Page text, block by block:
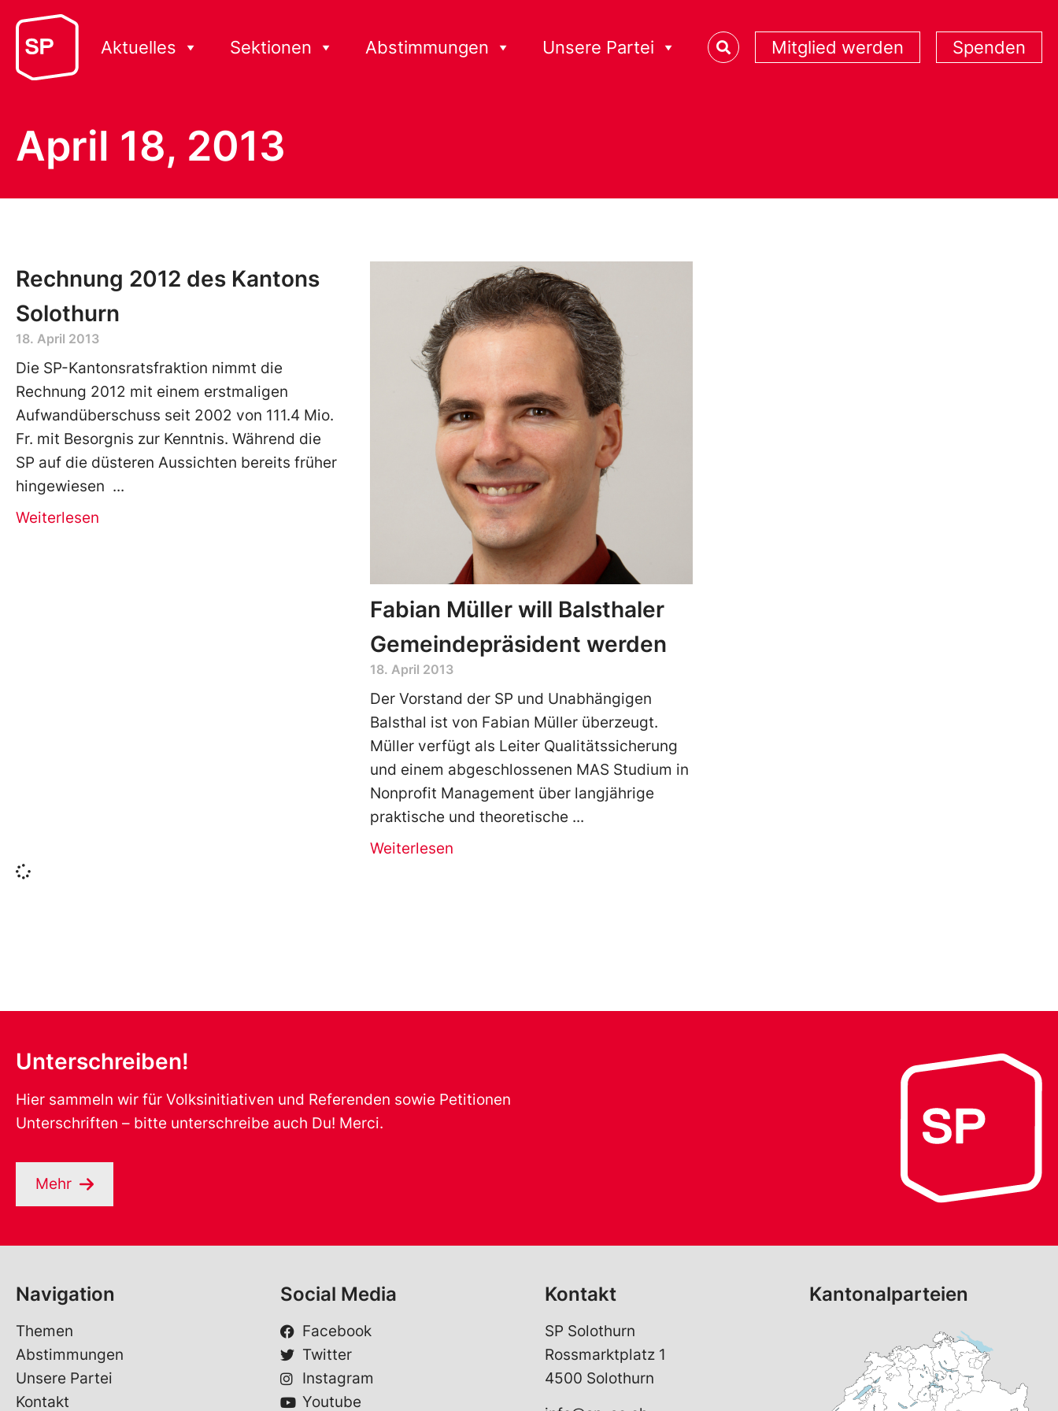
Aktuelles Sektionen Abstimmungen Unsere Partei Mitglied werden Spenden
April 18, 2013
Rechnung 2012 des Kantons
Solothurn
18. April 2013
Die SP-Kantonsratsfraktion nimmt die
Rechnung 2012 mit einem erstmaligen
Aufwandüberschuss seit 2002 von 111.4 Mio.
Fr. mit Besorgnis zur Kenntnis. Während die
SP auf die düsteren Aussichten bereits früher
hingewiesen
Weiterlesen
Fabian Müller will Balsthaler
Gemeindepräsident werden
18. April 2013
Der Vorstand der SP und Unabhängigen
Balsthal ist von Fabian Müller überzeugt.
Müller verfügt als Leiter Qualitätssicherung
und einem abgeschlossenen MAS Studium in
Nonprofit Management über langjährige
praktische und theoretische
Weiterlesen
Unterschreiben!
Hier sammeln wir für Volksinitiativen und Referenden sowie Petitionen
Unterschriften – bitte unterschreibe auch Du! Merci.
Mehr
Navigation
Themen
Abstimmungen
Unsere Partei
Kontakt
Social Media
Facebook
Twitter
Instagram
Youtube
Kontakt
SP Solothurn
Rossmarktplatz 1
4500 Solothurn
Kantonalparteien